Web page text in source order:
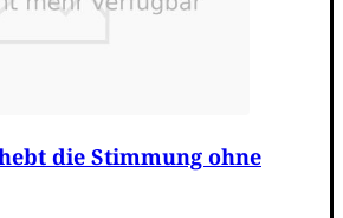
die Stimmung ohne